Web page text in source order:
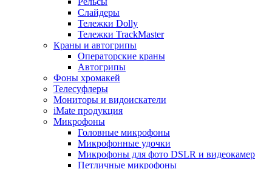
Слайдеры
Тележки Dolly
Тележки TrackMaster
Краны и автогрипы
Операторские краны
Автогрипы
Фоны хромакей
Телесуфлеры
Мониторы и видоискатели
iMate продукция
Микрофоны
Головные микрофоны
Микрофонные удочки
Микрофоны для фото DSLR и видеокамер
Петличные микрофоны